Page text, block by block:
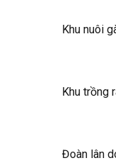
Khu nuôi
Khu trồng
Đoàn lân